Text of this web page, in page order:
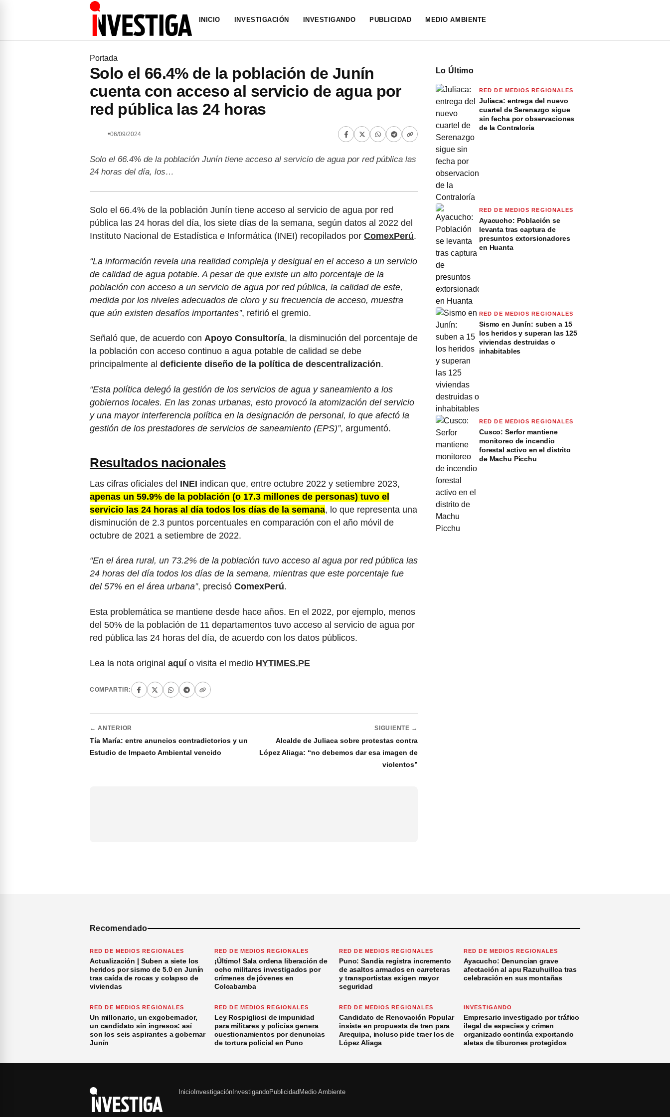
INICIO INVESTIGACIÓN INVESTIGANDO PUBLICIDAD MEDIO AMBIENTE
Portada
Solo el 66.4% de la población de Junín
cuenta con acceso al servicio de agua por
red pública las 24 horas
•06/09/2024
Solo el 66.4% de la población Junín tiene acceso al servicio de agua por red pública las
24 horas del día, los…
Solo el 66.4% de la población Junín tiene acceso al servicio de agua por red
pública las 24 horas del día, los siete días de la semana, según datos al 2022 del
Instituto Nacional de Estadística e Informática (INEI) recopilados por ComexPerú.
“La información revela una realidad compleja y desigual en el acceso a un servicio
de calidad de agua potable. A pesar de que existe un alto porcentaje de la
población con acceso a un servicio de agua por red pública, la calidad de este,
medida por los niveles adecuados de cloro y su frecuencia de acceso, muestra
que aún existen desafíos importantes”, refirió el gremio.
Señaló que, de acuerdo con Apoyo Consultoría, la disminución del porcentaje de
la población con acceso continuo a agua potable de calidad se debe
principalmente al deficiente diseño de la política de descentralización.
“Esta política delegó la gestión de los servicios de agua y saneamiento a los
gobiernos locales. En las zonas urbanas, esto provocó la atomización del servicio
y una mayor interferencia política en la designación de personal, lo que afectó la
gestión de los prestadores de servicios de saneamiento (EPS)”, argumentó.
Resultados nacionales
Las cifras oficiales del INEI indican que, entre octubre 2022 y setiembre 2023,
apenas un 59.9% de la población (o 17.3 millones de personas) tuvo el
servicio las 24 horas al día todos los días de la semana, lo que representa una
disminución de 2.3 puntos porcentuales en comparación con el año móvil de
octubre de 2021 a setiembre de 2022.
“En el área rural, un 73.2% de la población tuvo acceso al agua por red pública las
24 horas del día todos los días de la semana, mientras que este porcentaje fue
del 57% en el área urbana”, precisó ComexPerú.
Esta problemática se mantiene desde hace años. En el 2022, por ejemplo, menos
del 50% de la población de 11 departamentos tuvo acceso al servicio de agua por
red pública las 24 horas del día, de acuerdo con los datos públicos.
Lea la nota original aquío visita el medio HYTIMES.PE
COMPARTIR:
← ANTERIOR
Tía María: entre anuncios contradictorios y un
Estudio de Impacto Ambiental vencido
SIGUIENTE →
Alcalde de Juliaca sobre protestas contra
López Aliaga: “no debemos dar esa imagen de
violentos”
Lo Último
RED DE MEDIOS REGIONALES
Juliaca: entrega del nuevo
cuartel de Serenazgo sigue
sin fecha por observaciones
de la Contraloría
RED DE MEDIOS REGIONALES
Ayacucho: Población se
levanta tras captura de
presuntos extorsionadores
en Huanta
RED DE MEDIOS REGIONALES
Sismo en Junín: suben a 15
los heridos y superan las 125
viviendas destruidas o
inhabitables
RED DE MEDIOS REGIONALES
Cusco: Serfor mantiene
monitoreo de incendio
forestal activo en el distrito
de Machu Picchu
Recomendado
RED DE MEDIOS REGIONALES
Actualización | Suben a siete los
heridos por sismo de 5.0 en Junín
tras caída de rocas y colapso de
viviendas
RED DE MEDIOS REGIONALES
¡Último! Sala ordena liberación de
ocho militares investigados por
crímenes de jóvenes en
Colcabamba
RED DE MEDIOS REGIONALES
Puno: Sandia registra incremento
de asaltos armados en carreteras
y transportistas exigen mayor
seguridad
RED DE MEDIOS REGIONALES
Ayacucho: Denuncian grave
afectación al apu Razuhuillca tras
celebración en sus montañas
RED DE MEDIOS REGIONALES
Un millonario, un exgobernador,
un candidato sin ingresos: así
son los seis aspirantes a gobernar
Junín
RED DE MEDIOS REGIONALES
Ley Rospigliosi de impunidad
para militares y policías genera
cuestionamientos por denuncias
de tortura policial en Puno
RED DE MEDIOS REGIONALES
Candidato de Renovación Popular
insiste en propuesta de tren para
Arequipa, incluso pide traer los de
López Aliaga
INVESTIGANDO
Empresario investigado por tráfico
ilegal de especies y crimen
organizado continúa exportando
aletas de tiburones protegidos
Inicio Investigación InvestigandoPublicidad Medio Ambiente